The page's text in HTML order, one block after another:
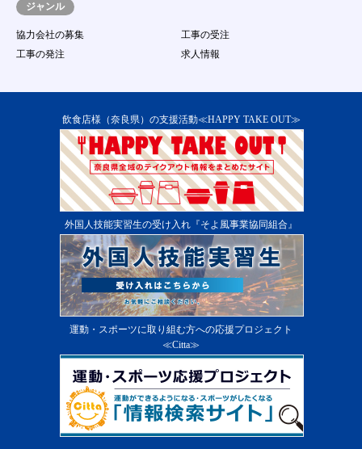
ジャンル
協力会社の募集
工事の受注
工事の発注
求人情報
飲食店様（奈良県）の支援活動≪HAPPY TAKE OUT≫
外国人技能実習生の受け入れ『そよ風事業協同組合』
運動・スポーツに取り組む方への応援プロジェクト
≪Citta≫